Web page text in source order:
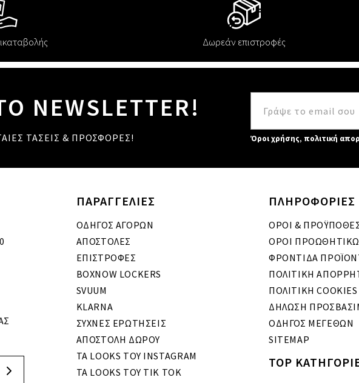
Δωρεάν επιστροφές
NEWSLETTER!
ΤΑΣΕΙΣ & ΠΡΟΣΦΟΡΕΣ! Όροι χρήσης, πολιτική
ΠΑΡΑΓΓΕΛΙΕΣ
ΟΔΗΓΟΣ ΑΓΟΡΩΝ
ΑΠΟΣΤΟΛΕΣ
ΕΠΙΣΤΡΟΦΕΣ
BOXNOW LOCKERS
SVUUM
KLARNA
ΣΥΧΝΕΣ ΕΡΩΤΗΣΕΙΣ
ΑΠΟΣΤΟΛΗ ΔΩΡΟΥ
ΤΑ LOOKS ΤΟΥ INSTAGRAM
ΤΑ LOOKS ΤΟΥ TIK TOK
ΠΛΗΡΟΦΟΡΙΕΣ
ΟΡΟΙ &
ΟΡΟΙ
ΦΡΟΝΤΙΔΑ
ΠΟΛΙΤΙΚΗ
ΠΟΛΙΤΙΚΗ COOKIES
ΔΗΛΩΣΗ
ΟΔΗΓΟΣ ΜΕΓΕΘΩΝ
SITEMAP
TOP